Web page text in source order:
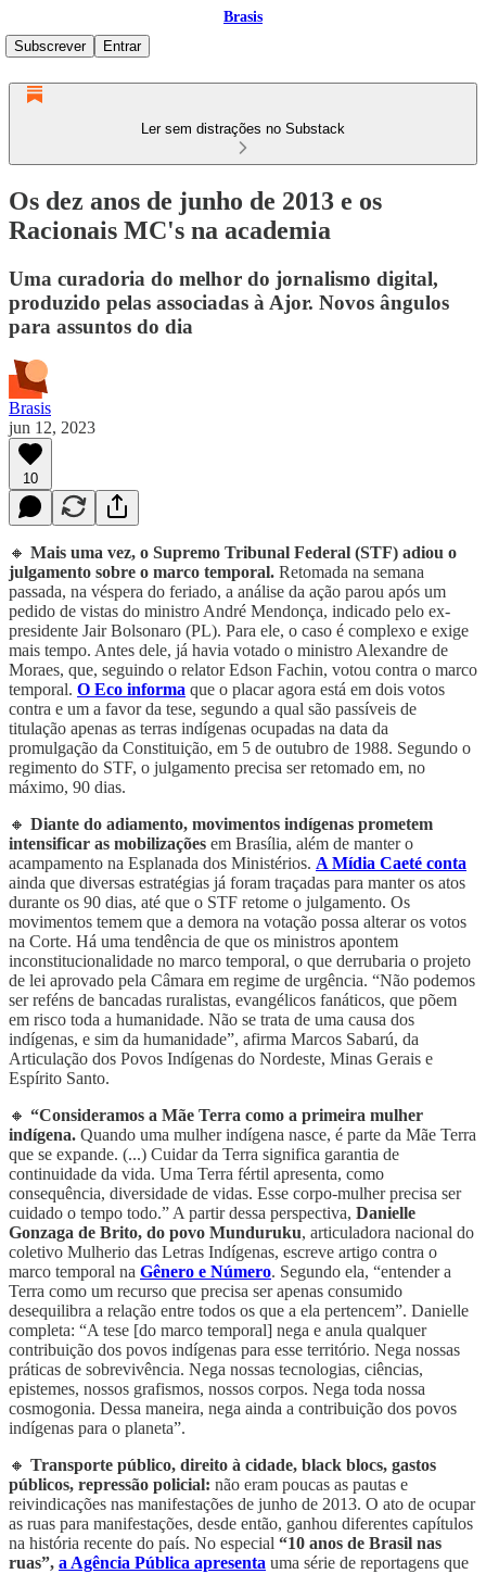
Brasis
Subscrever
Entrar
Ler sem distrações no Substack
Os dez anos de junho de 2013 e os
Racionais MC's na academia
Uma curadoria do melhor do jornalismo digital,
produzido pelas associadas à Ajor. Novos ângulos
para assuntos do dia
Brasis
jun 12, 2023
10
🔸 Mais uma vez, o Supremo Tribunal Federal (STF) adiou o
julgamento sobre o marco temporal. Retomada na semana
passada, na véspera do feriado, a análise da ação parou após um
pedido de vistas do ministro André Mendonça, indicado pelo ex-
presidente Jair Bolsonaro (PL). Para ele, o caso é complexo e exige
mais tempo. Antes dele, já havia votado o ministro Alexandre de
Moraes, que, seguindo o relator Edson Fachin, votou contra o marco
temporal. O Eco informa que o placar agora está em dois votos
contra e um a favor da tese, segundo a qual são passíveis de
titulação apenas as terras indígenas ocupadas na data da
promulgação da Constituição, em 5 de outubro de 1988. Segundo o
regimento do STF, o julgamento precisa ser retomado em, no
máximo, 90 dias.
🔸 Diante do adiamento, movimentos indígenas prometem
intensificar as mobilizações em Brasília, além de manter o
acampamento na Esplanada dos Ministérios. A Mídia Caeté conta
ainda que diversas estratégias já foram traçadas para manter os atos
durante os 90 dias, até que o STF retome o julgamento. Os
movimentos temem que a demora na votação possa alterar os votos
na Corte. Há uma tendência de que os ministros apontem
inconstitucionalidade no marco temporal, o que derrubaria o projeto
de lei aprovado pela Câmara em regime de urgência. “Não podemos
ser reféns de bancadas ruralistas, evangélicos fanáticos, que põem
em risco toda a humanidade. Não se trata de uma causa dos
indígenas, e sim da humanidade”, afirma Marcos Sabarú, da
Articulação dos Povos Indígenas do Nordeste, Minas Gerais e
Espírito Santo.
🔸 “Consideramos a Mãe Terra como a primeira mulher
indígena. Quando uma mulher indígena nasce, é parte da Mãe Terra
que se expande. (...) Cuidar da Terra significa garantia de
continuidade da vida. Uma Terra fértil apresenta, como
consequência, diversidade de vidas. Esse corpo-mulher precisa ser
cuidado o tempo todo.” A partir dessa perspectiva, Danielle
Gonzaga de Brito, do povo Munduruku, articuladora nacional do
coletivo Mulherio das Letras Indígenas, escreve artigo contra o
marco temporal na Gênero e Número. Segundo ela, “entender a
Terra como um recurso que precisa ser apenas consumido
desequilibra a relação entre todos os que a ela pertencem”. Danielle
completa: “A tese [do marco temporal] nega e anula qualquer
contribuição dos povos indígenas para esse território. Nega nossas
práticas de sobrevivência. Nega nossas tecnologias, ciências,
epistemes, nossos grafismos, nossos corpos. Nega toda nossa
cosmogonia. Dessa maneira, nega ainda a contribuição dos povos
indígenas para o planeta”.
🔸 Transporte público, direito à cidade, black blocs, gastos
públicos, repressão policial: não eram poucas as pautas e
reivindicações nas manifestações de junho de 2013. O ato de ocupar
as ruas para manifestações, desde então, ganhou diferentes capítulos
na história recente do país. No especial “10 anos de Brasil nas
ruas”, a Agência Pública apresenta uma série de reportagens que